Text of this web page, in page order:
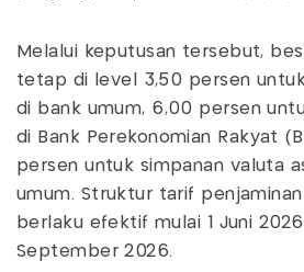
Melalui keputusan tersebut,
tetap di level 3,50 persen
di bank umum, 6,00 persen
di Bank Perekonomian Rakyat
persen untuk simpanan valuta
umum. Struktur tarif
berlaku efektif mulai 1 Juni
September 2026.